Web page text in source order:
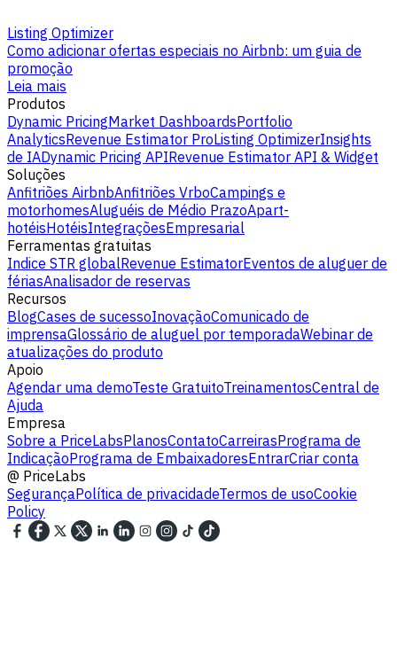
Listing Optimizer
Como adicionar ofertas especiais no Airbnb: um guia de
promoção
Leia mais
Produtos
Dynamic PricingMarket DashboardsPortfolio
AnalyticsRevenue Estimator ProListing OptimizerInsights
de IADynamic Pricing APIRevenue Estimator API & Widget
Soluções
Anfitriões AirbnbAnfitriões VrboCampings e
motorhomesAluguéis de Médio PrazoApart-
hotéisHotéisIntegraçõesEmpresarial
Ferramentas gratuitas
Indice STR globalRevenue EstimatorEventos de aluguer de
fériasAnalisador de reservas
Recursos
BlogCases de sucessoInovaçãoComunicado de
imprensaGlossário de aluguel por temporadaWebinar de
atualizações do produto
Apoio
Agendar uma demoTeste GratuitoTreinamentosCentral de
Ajuda
Empresa
Sobre a PriceLabsPlanosContatoCarreirasPrograma de
IndicaçãoPrograma de EmbaixadoresEntrarCriar conta
@ PriceLabs
SegurançaPolítica de privacidadeTermos de usoCookie
Policy